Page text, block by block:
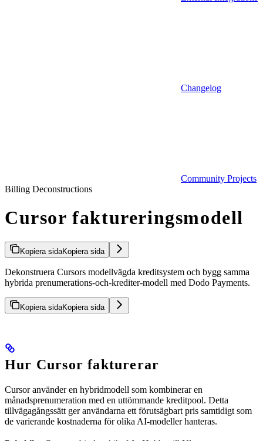
Changelog
Community Projects
Billing Deconstructions
Cursor faktureringsmodell
Kopiera sidaKopiera sida
Dekonstruera Cursors modellvägda kreditsystem och bygg samma
hybrida prenumerations-och-krediter-modell med Dodo Payments.
Kopiera sidaKopiera sida
Hur Cursor fakturerar
Cursor använder en hybridmodell som kombinerar en
månadsprenumeration med en uttömmande kreditpool. Detta
tillvägagångssätt ger användarna ett förutsägbart pris samtidigt som
de varierande kostnaderna för olika AI-modeller hanteras.